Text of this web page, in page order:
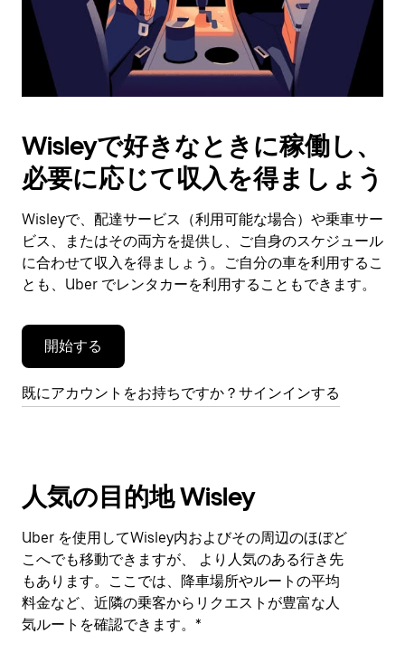
択
す。
ン
で
カ
ン
ダ
ー
を
閉
ま
す。
Wisleyで好きなときに稼働し、
必要に応じて収入を得ましょう
Wisleyで、配達サービス（利用可能な場合）や乗車サー
ビス、またはその両方を提供し、ご自身のスケジュール
に合わせて収入を得ましょう。ご自分の車を利用するこ
とも、Uber でレンタカーを利用することもできます。
開始する
既にアカウントをお持ちですか？サインインする
人気の目的地 Wisley
Uber を使用してWisley内およびその周辺のほぼど
こへでも移動できますが、 より人気のある行き先
もあります。ここでは、降車場所やルートの平均
料金など、近隣の乗客からリクエストが豊富な人
気ルートを確認できます。*